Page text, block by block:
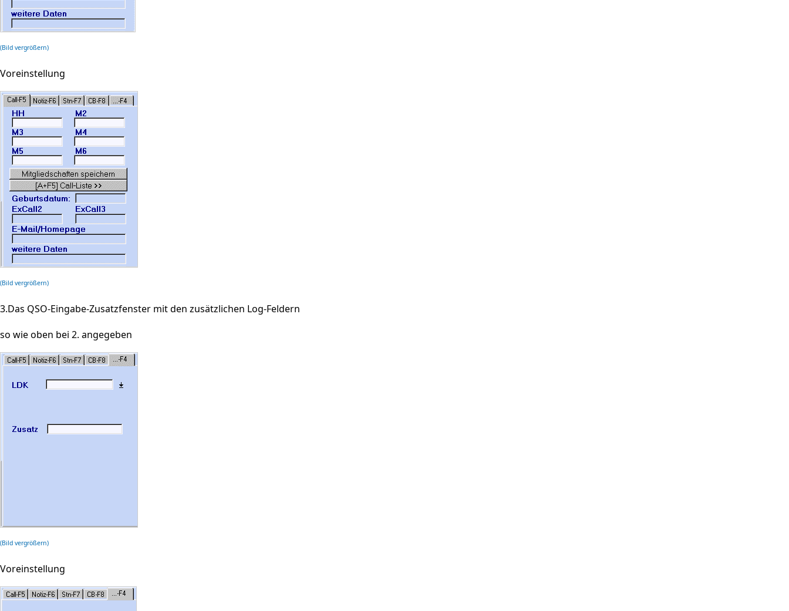
(Bild vergrößern)
Voreinstellung
(Bild vergrößern)
3.Das QSO-Eingabe-Zusatzfenster mit den zusätzlichen Log-Feldern
so wie oben bei 2. angegeben
(Bild vergrößern)
Voreinstellung